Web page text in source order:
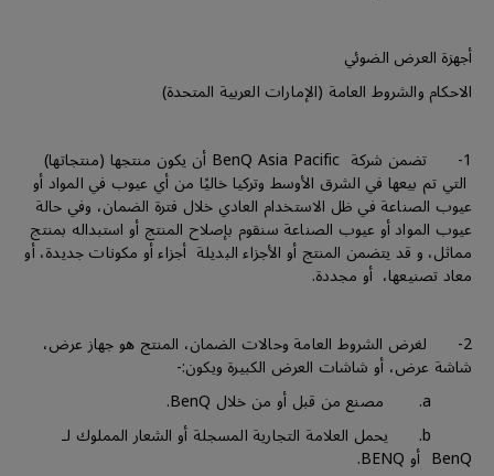
أجهزة العرض الضوئي
الاحكام والشروط العامة (الإمارات العربية المتحدة)
1- تضمن شركة BenQ Asia Pacific أن يكون منتجها (منتجاتها)
التي تم بيعها في الشرق الأوسط وتركيا خاليًا من أي عيوب في المواد أو
عيوب الصناعة في ظل الاستخدام العادي خلال فترة الضمان، وفي حالة
عيوب المواد أو عيوب الصناعة سنقوم بإصلاح المنتج أو استبداله بمنتج
مماثل، و قد يتضمن المنتج أو الأجزاء البديلة أجزاء أو مكونات جديدة، أو
معاد تصنيعها، أو مجددة.
2- لغرض الشروط العامة وحالات الضمان، المنتج هو جهاز عرض،
شاشة عرض، أو شاشات العرض الكبيرة ويكون:-
b. يحمل العلامة التجارية المسجلة أو الشعار المملوك لـ
BenQ أو BENQ.